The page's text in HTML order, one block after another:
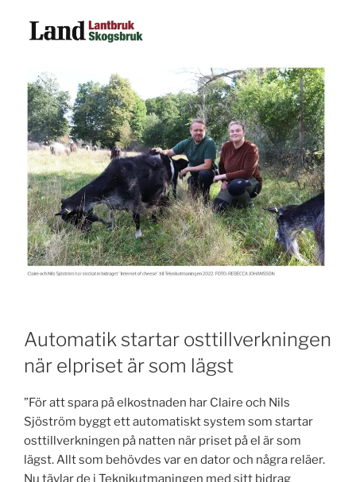
Automatik startar osttillverkningen
när elpriset är som lägst
”För att spara på elkostnaden har Claire och Nils
Sjöström byggt ett automatiskt system som startar
osttillverkningen på natten när priset på el är som
lägst. Allt som behövdes var en dator och några reläer.